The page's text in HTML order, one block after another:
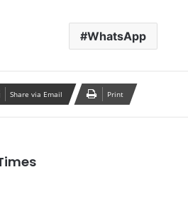
WhatsApp
Share via Email Print